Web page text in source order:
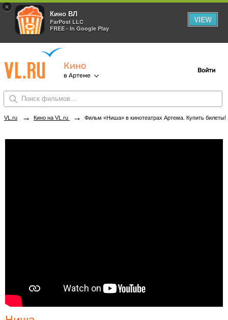
×
Кино ВЛ
FarPost LLC
FREE - In Google Play
VIEW
Кино
в Артеме
Войти
VL.ru → Кино на VL.ru → Фильм «Ниша» в кинотеатрах Артема. Купить билеты!